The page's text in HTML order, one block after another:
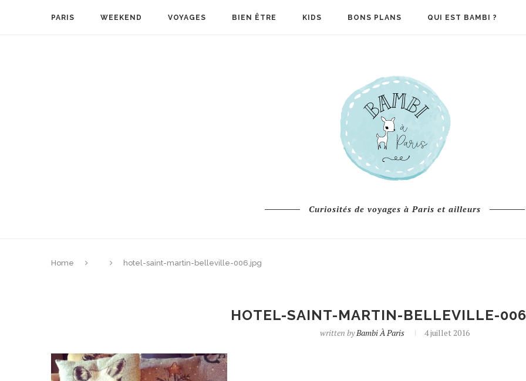
PARIS WEEKEND VOYAGES BIEN ÊTRE KIDS BONS PLANS QUI EST BAMBI ?
Curiosités de voyages à Paris et ailleurs
Home hotel-saint-martin-belleville-006.jpg
HOTEL-SAINT-MARTIN-BELLEVILLE-
written byBambi À Paris 4 juillet 2016